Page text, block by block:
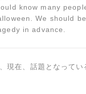
know many
We should
in advance.
現在、話題となってい